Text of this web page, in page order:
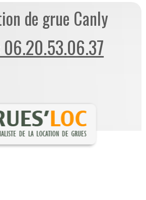
de grue Canly
06.20.53.06.37